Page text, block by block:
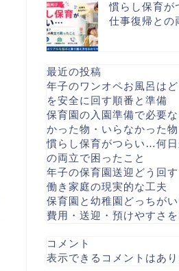
慣らし保育が
仕事復帰との
最近の投稿
年子のワンオペお風呂は
を安全に回す順番と準備
保育園の入園準備で必要
かった物・いらなかった物
慣らし保育がつらい…何日
の両立で困ったこと
年子の保育園送迎どう回
働き家庭の現実的な工夫
保育園と幼稚園どっちが
費用・送迎・預けやすさ
コメント
表示できるコメントはあり